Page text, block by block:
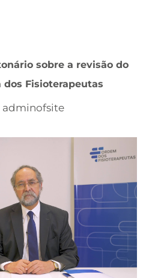
sobre a revisão do
Fisioterapeutas
adminofsite